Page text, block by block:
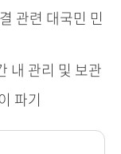
관련 대국민 민
내 관리 및 보관
파기